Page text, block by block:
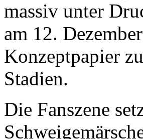
massiv unter
am 12.
Konzeptpapier
Stadien.
Die Fanszene